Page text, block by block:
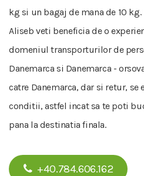
kg si un bagaj de mana de 10
Aliseb veti beneficia de o
domeniul transporturilor de
Danemarca si Danemarca -
catre Danemarca, dar si retur, se
conditii, astfel incat sa te poti
pana la destinatia finala.
+40.784.606.162